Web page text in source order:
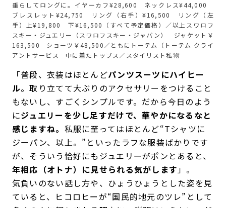
垂らしてロングに。イヤーカフ¥28,600 ネックレス¥44,000
ブレスレット¥24,750 リング（右手）¥16,500 リング（左
手）上¥19,800 下¥16,500（すべて予定価格）／以上スワロフ
スキー・ジュエリー（スワロフスキー・ジャパン） ジャケット￥
163,500 ショーツ￥48,500／ともにトーテム（トーテム クライ
アントサービス 中に着たトップス／スタイリスト私物
「普段、衣装はほとんどパンツスーツにハイヒー
ル。取り立てて大ぶりのアクセサリーをつけること
もないし、すごくシンプルです。だから今日のよう
にジュエリーを少し足すだけで、華やかになるなと
感じますね。 私服に至ってはほとんど“Tシャツに
ジーパン、以上。”といったラフな服装ばかりです
が、そういう恰好にもジュエリーがポンとあると、
年相応（オトナ）に見せられる気がします」。
気負いのない話し方や、ひょうひょうとした姿を見
ていると、ヒコロヒーが“国民的地元のツレ”として